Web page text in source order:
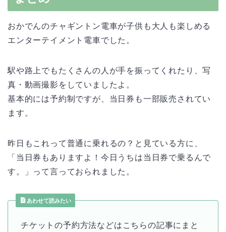
おかでんのチャギントン電車が子供も大人も楽しめる
エンターテイメント電車でした。
駅や路上でもたくさんの人が手を振ってくれたり、写
真・動画撮影をしていましたよ。
基本的には予約制ですが、当日券も一部販売されてい
ます。
昨日もこれって普通に乗れるの？と見ている方に、
「当日券もありますよ！今日うちは当日券で乗るんで
す。」って言っておられました。
あわせて読みたい
チケットの予約方法などはこちらの記事にまと